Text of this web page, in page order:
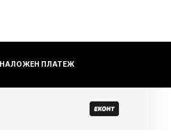
НАЛОЖЕН ПЛАТЕЖ